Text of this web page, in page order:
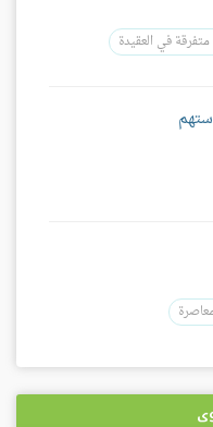
في العقيدة